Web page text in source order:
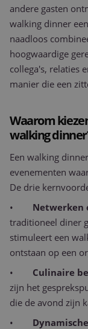
andere gasten
walking dinner
naadloos
hoogwaardige
collega's, relaties
manier die een
Waarom
walking
Een walking
evenementen
De drie
• Netwerken
traditioneel diner
stimuleert een
ontstaan op een
• Culinaire
zijn het
die de avond zijn
•